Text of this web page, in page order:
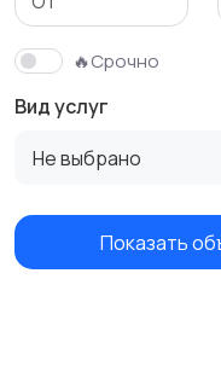
Изготовление на
заказ
🔥Срочно
Вид услуг
Не выбрано
Показать